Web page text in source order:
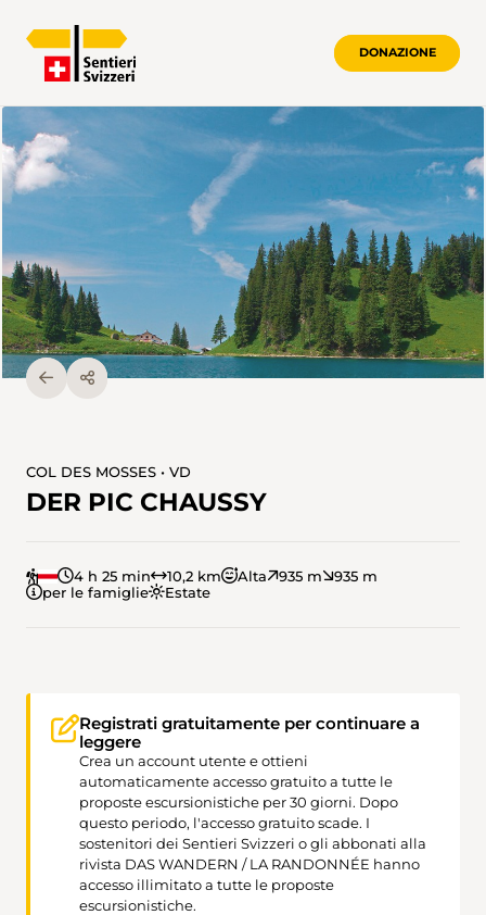
DONAZIONE
COL DES MOSSES • VD
DER PIC CHAUSSY
4 h 25 min 10,2 km Alta 935 m
935 m
per le famiglie
Estate
Registrati gratuitamente per continuare a
leggere
Crea un account utente e ottieni
automaticamente accesso gratuito a tutte le
proposte escursionistiche per 30 giorni. Dopo
questo periodo, l'accesso gratuito scade. I
sostenitori dei Sentieri Svizzeri o gli abbonati alla
rivista DAS WANDERN / LA RANDONNÉE hanno
accesso illimitato a tutte le proposte
escursionistiche.